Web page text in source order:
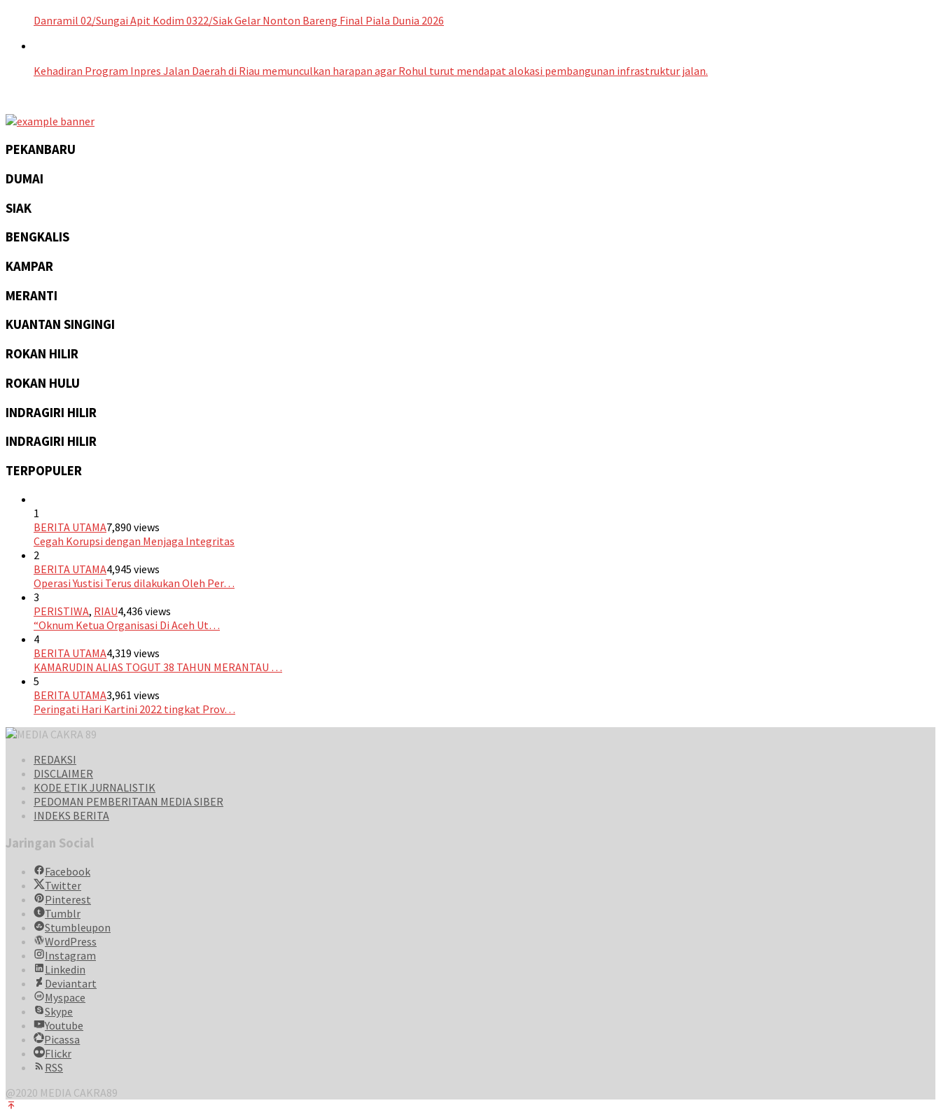
Danramil 02/Sungai Apit Kodim 0322/Siak Gelar Nonton Bareng Final Piala Dunia 2026
Kehadiran Program Inpres Jalan Daerah di Riau memunculkan harapan agar Rohul turut mendapat alokasi pembangunan infrastruktur jalan.
PEKANBARU
DUMAI
SIAK
BENGKALIS
KAMPAR
MERANTI
KUANTAN SINGINGI
ROKAN HILIR
ROKAN HULU
INDRAGIRI HILIR
INDRAGIRI HILIR
TERPOPULER
1
BERITA UTAMA7,890 views
Cegah Korupsi dengan Menjaga Integritas
2
BERITA UTAMA4,945 views
Operasi Yustisi Terus dilakukan Oleh Per…
3
PERISTIWA, RIAU4,436 views
“Oknum Ketua Organisasi Di Aceh Ut…
4
BERITA UTAMA4,319 views
KAMARUDIN ALIAS TOGUT 38 TAHUN MERANTAU …
5
BERITA UTAMA3,961 views
Peringati Hari Kartini 2022 tingkat Prov…
REDAKSI
DISCLAIMER
KODE ETIK JURNALISTIK
PEDOMAN PEMBERITAAN MEDIA SIBER
INDEKS BERITA
Jaringan Social
Facebook
Twitter
Pinterest
Tumblr
Stumbleupon
WordPress
Instagram
Linkedin
Deviantart
Myspace
Skype
Youtube
Picassa
Flickr
RSS
@2020 MEDIA CAKRA89